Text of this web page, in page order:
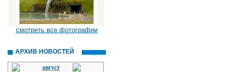
смотреть все фотографии
АРХИВ НОВОСТЕЙ
август